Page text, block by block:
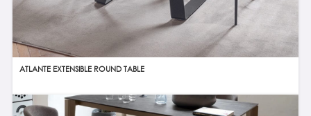
ATLANTE EXTENSIBLE ROUND TABLE